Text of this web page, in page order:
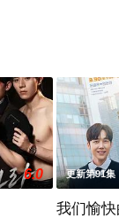
6.0 更新第91集
我们愉